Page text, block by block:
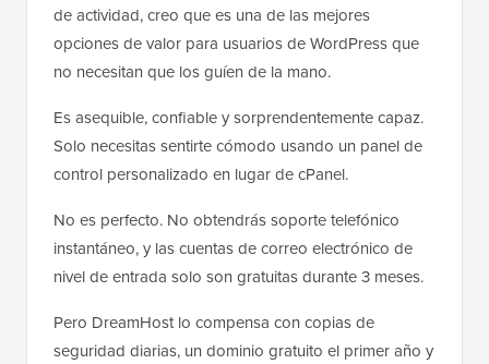
de actividad, creo que es una de las mejores
opciones de valor para usuarios de WordPress que
no necesitan que los guíen de la mano.
Es asequible, confiable y sorprendentemente capaz.
Solo necesitas sentirte cómodo usando un panel de
control personalizado en lugar de cPanel.
No es perfecto. No obtendrás soporte telefónico
instantáneo, y las cuentas de correo electrónico de
nivel de entrada solo son gratuitas durante 3 meses.
Pero DreamHost lo compensa con copias de
seguridad diarias, un dominio gratuito el primer año y